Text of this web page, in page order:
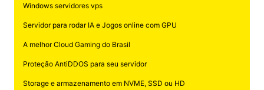
Windows servidores vps
Servidor para rodar IA e Jogos online com GPU
A melhor Cloud Gaming do Brasil
Proteção AntiDDOS para seu servidor
Storage e armazenamento em NVME, SSD ou HD